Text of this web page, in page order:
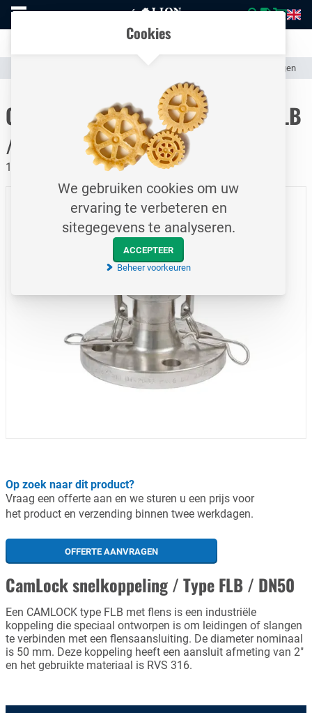
Naar
homepage
Transparante communicatie over kosten en verzendstatus
Slangkoppelingen
CamLock snelkoppeling / Type FLB
/ DN50
18 bar / Vrouwelijke koppeling - flens / RVS
Op zoek naar dit product?
Vraag een offerte aan en we sturen u een prijs voor
het product en verzending binnen twee werkdagen.
OFFERTE AANVRAGEN
CamLock snelkoppeling / Type FLB / DN50
Een CAMLOCK type FLB met flens is een industriële
koppeling die speciaal ontworpen is om leidingen of slangen
te verbinden met een flensaansluiting. De diameter nominaal
is 50 mm. Deze koppeling heeft een aansluit afmeting van 2"
en het gebruikte materiaal is RVS 316.
Cookies
We gebruiken cookies om uw
ervaring te verbeteren en
sitegegevens te analyseren.
ACCEPTEER
Beheer voorkeuren